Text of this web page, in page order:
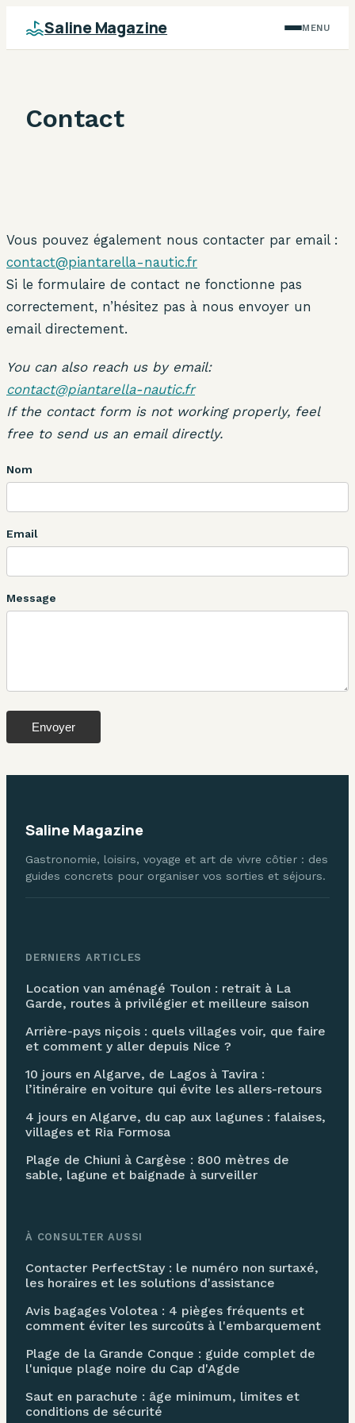
Saline Magazine MENU
Contact
Vous pouvez également nous contacter par email :
contact@piantarella-nautic.fr
Si le formulaire de contact ne fonctionne pas
correctement, n’hésitez pas à nous envoyer un
email directement.
You can also reach us by email:
contact@piantarella-nautic.fr
If the contact form is not working properly, feel
free to send us an email directly.
Nom
Email
Message
Envoyer
Saline Magazine
Gastronomie, loisirs, voyage et art de vivre côtier : des
guides concrets pour organiser vos sorties et séjours.
DERNIERS ARTICLES
Location van aménagé Toulon : retrait à La
Garde, routes à privilégier et meilleure saison
Arrière-pays niçois : quels villages voir, que faire
et comment y aller depuis Nice ?
10 jours en Algarve, de Lagos à Tavira :
l’itinéraire en voiture qui évite les allers-retours
4 jours en Algarve, du cap aux lagunes : falaises,
villages et Ria Formosa
Plage de Chiuni à Cargèse : 800 mètres de
sable, lagune et baignade à surveiller
À CONSULTER AUSSI
Contacter PerfectStay : le numéro non surtaxé,
les horaires et les solutions d'assistance
Avis bagages Volotea : 4 pièges fréquents et
comment éviter les surcoûts à l'embarquement
Plage de la Grande Conque : guide complet de
l'unique plage noire du Cap d'Agde
Saut en parachute : âge minimum, limites et
conditions de sécurité